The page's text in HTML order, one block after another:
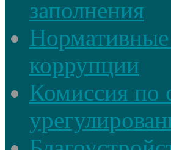
заполнения
Нормативные
коррупции
Комиссия по